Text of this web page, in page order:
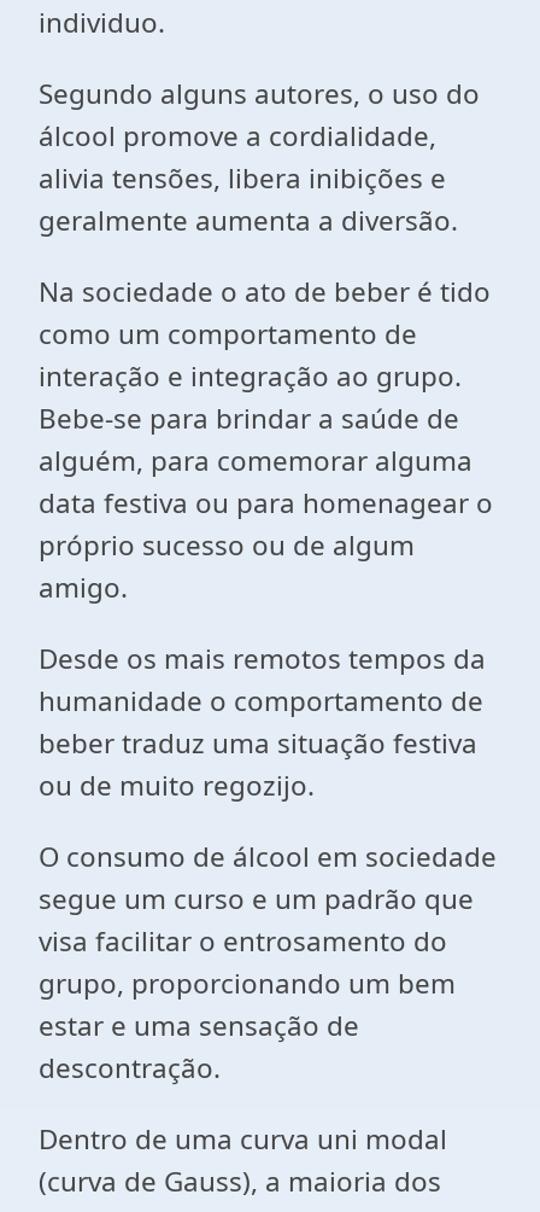
individuo.
Segundo alguns autores, o uso do
álcool promove a cordialidade,
alivia tensões, libera inibições e
geralmente aumenta a diversão.
Na sociedade o ato de beber é tido
como um comportamento de
interação e integração ao grupo.
Bebe-se para brindar a saúde de
alguém, para comemorar alguma
data festiva ou para homenagear o
próprio sucesso ou de algum
amigo.
Desde os mais remotos tempos da
humanidade o comportamento de
beber traduz uma situação festiva
ou de muito regozijo.
O consumo de álcool em sociedade
segue um curso e um padrão que
visa facilitar o entrosamento do
grupo, proporcionando um bem
estar e uma sensação de
descontração.
Dentro de uma curva uni modal
(curva de Gauss), a maioria dos